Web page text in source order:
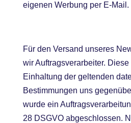
eigenen Werbung per E-Mail.
Für den Versand unseres
wir Auftragsverarbeiter.
Einhaltung der geltenden
Bestimmungen uns
wurde ein
28 DSGVO abgeschlossen.